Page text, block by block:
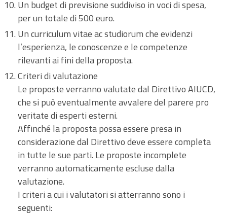
Un budget di previsione suddiviso in voci di spesa,
per un totale di 500 euro.
Un curriculum vitae ac studiorum che evidenzi
l’esperienza, le conoscenze e le competenze
rilevanti ai fini della proposta.
Criteri di valutazione
Le proposte verranno valutate dal Direttivo AIUCD,
che si può eventualmente avvalere del parere pro
veritate di esperti esterni.
Affinché la proposta possa essere presa in
considerazione dal Direttivo deve essere completa
in tutte le sue parti. Le proposte incomplete
verranno automaticamente escluse dalla
valutazione.
I criteri a cui i valutatori si atterranno sono i
seguenti: